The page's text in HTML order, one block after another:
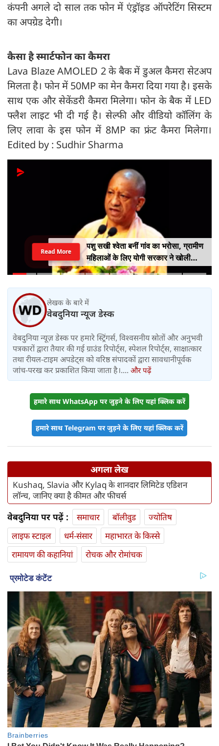
कंपनी अगले दो साल तक फोन में एंड्रॉइड ऑपरेटिंग सिस्टम
का अपग्रेड देगी।
कैसा है स्मार्टफोन का कैमरा
Lava Blaze AMOLED 2 के बैक में डुअल कैमरा सेटअप
मिलता है। फोन में 50MP का मेन कैमरा दिया गया है। इसके
साथ एक और सेकेंडरी कैमरा मिलेगा। फोन के बैक में LED
फ्लैश लाइट भी दी गई है। सेल्फी और वीडियो कॉलिंग के
लिए लावा के इस फोन में 8MP का फ्रंट कैमरा मिलेगा।
Edited by : Sudhir Sharma
पशु सखी श्वेता बनीं गांव का भरोसा, ग्रामीण
महिलाओं के लिए योगी सरकार ने खोली
आत्मनिर्भरता की राह
Read More
लेखक के बारे में
वेबदुनिया न्यूज डेस्क
वेबदुनिया न्यूज़ डेस्क पर हमारे स्ट्रिंगर्स, विश्वसनीय स्रोतों और अनुभवी
पत्रकारों द्वारा तैयार की गई ग्राउंड रिपोर्ट्स, स्पेशल रिपोर्ट्स, साक्षात्कार
तथा रीयल-टाइम अपडेट्स को वरिष्ठ संपादकों द्वारा सावधानीपूर्वक
जांच-परख कर प्रकाशित किया जाता है।.... और पढ़ें
हमारे साथ WhatsApp पर जुड़ने के लिए यहां क्लिक करें
हमारे साथ Telegram पर जुड़ने के लिए यहां क्लिक करें
अगला लेख
Kushaq, Slavia और Kylaq के शानदार लिमिटेड एडिशन
लॉन्च, जानिए क्या है कीमत और फीचर्स
वेबदुनिया पर पढ़ें : समाचार बॉलीवुड
ज्योतिष
लाइफ स्‍टाइल
धर्म-संसार
महाभारत के किस्से
रामायण की कहानियां
रोचक और रोमांचक